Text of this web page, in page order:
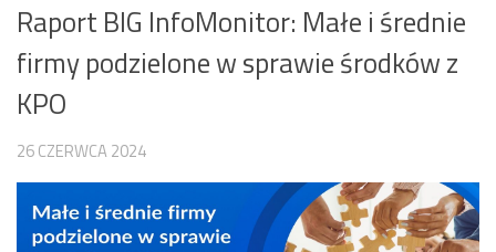
Raport BIG InfoMonitor: Małe i średnie
firmy podzielone w sprawie środków z
KPO
26 CZERWCA 2024